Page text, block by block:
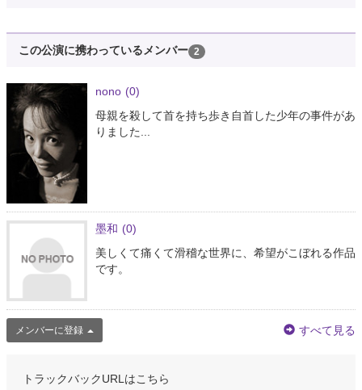
この公演に携わっているメンバー 2
nono (0)
母親を殺して首を持ち歩き自首した少年の事件があ
りました...
墨和 (0)
美しくて痛くて滑稽な世界に、希望がこぼれる作品
です。
メンバーに登録 すべて見る
トラックバックURLはこちら